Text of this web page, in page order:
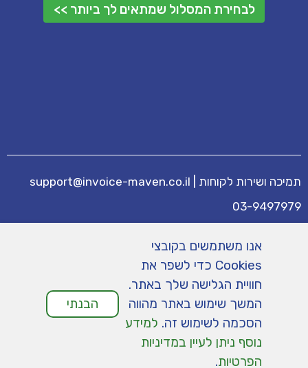
לבחירת המסלול שמתאים לך ביותר >>
תמיכה ושירות לקוחות support@invoice-maven.co.il
03-9497979
תמיכה
הצהרת נגישות
| מדיניות פרטיות
אנו משתמשים בקובצי
Cookies כדי לשפר את
חוויית הגלישה שלך באתר.
המשך שימוש באתר מהווה
הסכמה לשימוש זה. למידע
נוסף ניתן לעיין במדיניות
הפרטיות.
הבנתי